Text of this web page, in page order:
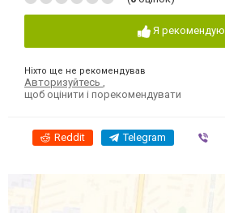
Я рекомендую
Ніхто ще не рекомендував
Авторизуйтесь
щоб оцінити і порекомендувати
Reddit Telegram